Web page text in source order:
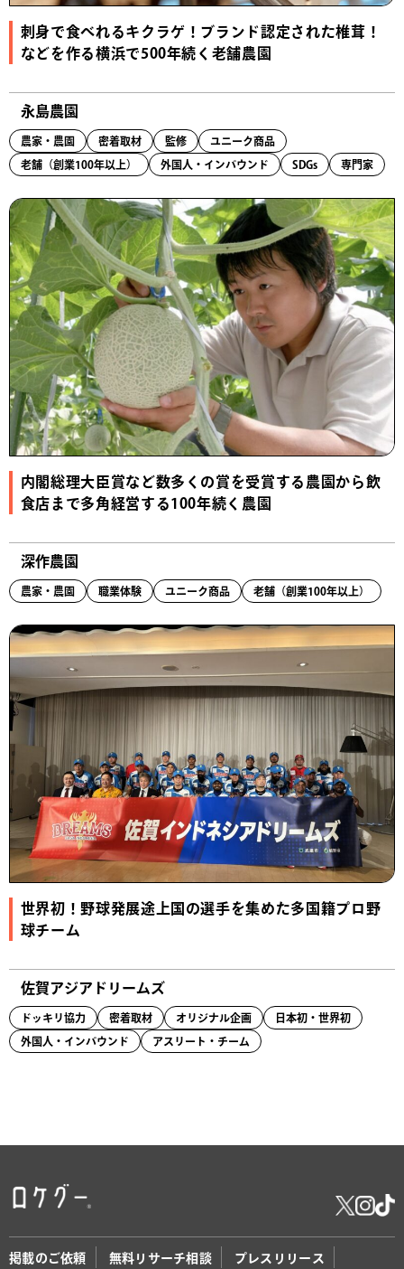
刺身で食べれるキクラゲ！ブランド認定された椎茸！
などを作る横浜で500年続く老舗農園
永島農園
農家・農園 密着取材 監修 ユニーク商品
老舗（創業100年以上） 外国人・インバウンド SDGs 専門家
内閣総理大臣賞など数多くの賞を受賞する農園から飲
食店まで多角経営する100年続く農園
深作農園
農家・農園 職業体験 ユニーク商品 老舗（創業100年以上）
世界初！野球発展途上国の選手を集めた多国籍プロ野
球チーム
佐賀アジアドリームズ
ドッキリ協力 密着取材 オリジナル企画 日本初・世界初
外国人・インバウンド アスリート・チーム
掲載のご依頼 無料リサーチ相談 プレスリリース